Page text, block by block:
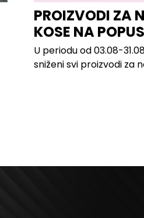
PROIZVODI ZA
KOSE NA
LILLY
U periodu od 03.08-
sniženi svi proizvodi za